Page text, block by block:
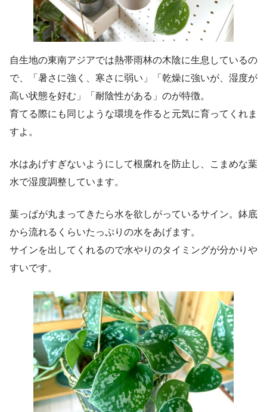
自生地の東南アジアでは熱帯雨林の木陰に生息しているの
で、「暑さに強く、寒さに弱い」「乾燥に強いが、湿度が
高い状態を好む」「耐陰性がある」のが特徴。
育てる際にも同じような環境を作ると元気に育ってくれま
すよ。
水はあげすぎないようにして根腐れを防止し、こまめな葉
水で湿度調整しています。
葉っぱが丸まってきたら水を欲しがっているサイン。鉢底
から流れるくらいたっぷりの水をあげます。
サインを出してくれるので水やりのタイミングが分かりや
すいです。